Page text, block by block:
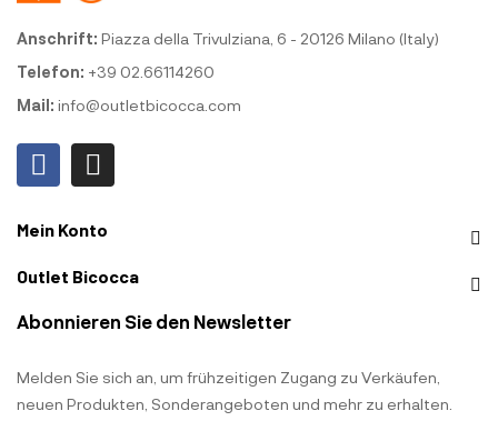
Anschrift: Piazza della Trivulziana, 6 - 20126 Milano (Italy)
Telefon: +39 02.66114260
Mail: info@outletbicocca.com
Mein Konto
Outlet Bicocca
Abonnieren Sie den Newsletter
Melden Sie sich an, um frühzeitigen Zugang zu Verkäufen,
neuen Produkten, Sonderangeboten und mehr zu erhalten.